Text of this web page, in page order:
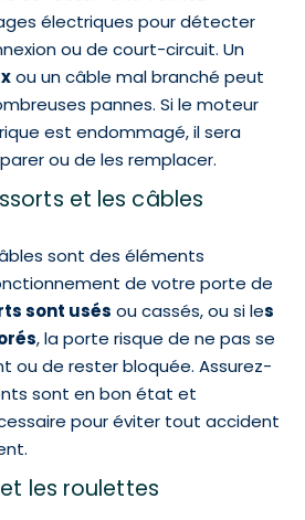
électriques pour détecter
ou de court-circuit. Un
ou un câble mal branché peut
pannes. Si le moteur
est endommagé, il sera
ou de les remplacer.
et les câbles
sont des éléments
de votre porte de
sont usés ou cassés, ou si les
, la porte risque de ne pas se
ou de rester bloquée. Assurez-
sont en bon état et
pour éviter tout accident
les roulettes